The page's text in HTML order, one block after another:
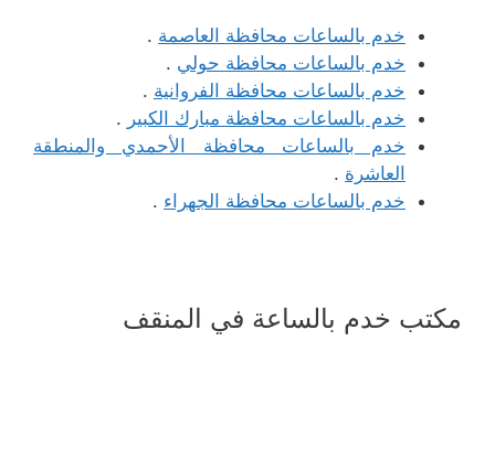
خدم بالساعات محافظة العاصمة .
خدم بالساعات محافظة حولي .
خدم بالساعات محافظة الفروانية .
خدم بالساعات محافظة مبارك الكبير .
خدم بالساعات محافظة الأحمدي والمنطقة
العاشرة .
خدم بالساعات محافظة الجهراء .
مكتب خدم بالساعة في المنقف